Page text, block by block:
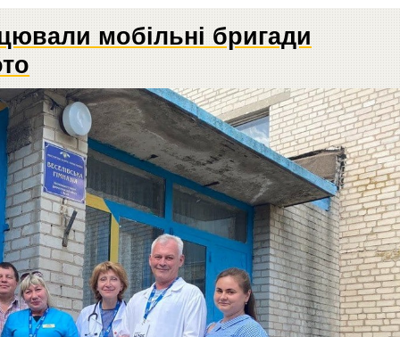
мобільні бригади